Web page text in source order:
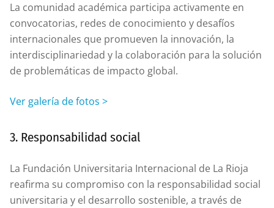
La comunidad académica participa activamente en
convocatorias, redes de conocimiento y desafíos
internacionales que promueven la innovación, la
interdisciplinariedad y la colaboración para la solución
de problemáticas de impacto global.
Ver galería de fotos >
3. Responsabilidad social
La Fundación Universitaria Internacional de La Rioja
reafirma su compromiso con la responsabilidad social
universitaria y el desarrollo sostenible, a través de